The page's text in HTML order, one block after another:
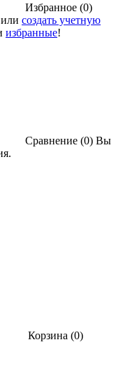
Избранное (0)
или создать учетную
избранные!
Сравнение (0) Вы
Корзина (0)